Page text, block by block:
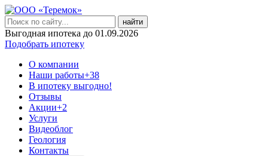
найти
Выгодная ипотека до 01.09.2026
Подобрать ипотеку
О компании
Наши работы+38
В ипотеку выгодно!
Отзывы
Акции+2
Услуги
Видеоблог
Геология
Контакты